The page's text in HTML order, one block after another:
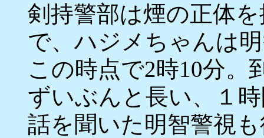
剣持警部は煙の正体
で、ハジメちゃんは
この時点で2時10分。
ずいぶんと長い、１
話を聞いた明智警視